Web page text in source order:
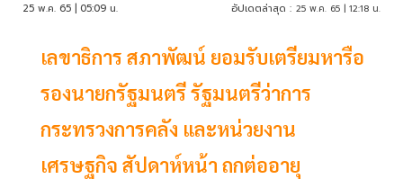
25 พ.ค. 65 | 05:09 น. อัปเดตล่าสุด : 25 พ.ค. 65 | 12:18 น.
เลขาธิการ สภาพัฒน์ ยอมรับเตรียมหารือ
รองนายกรัฐมนตรี รัฐมนตรีว่าการ
กระทรวงการคลัง และหน่วยงาน
เศรษฐกิจ สัปดาห์หน้า ถกต่ออายุ